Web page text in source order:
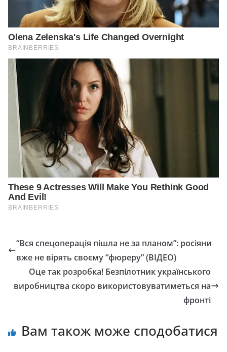
“Вся спецоперація пішла не за планом”: росіяни
вже не вірять своєму “фюреру” (ВІДЕО)
Оце так розробка! Безпілотник українського
виробництва скоро використовуватиметься на
фронті
Вам також може сподобатися